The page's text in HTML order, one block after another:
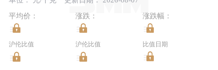
平均价： 涨跌： 涨跌幅：
沪伦比值 沪伦比值 比值日期